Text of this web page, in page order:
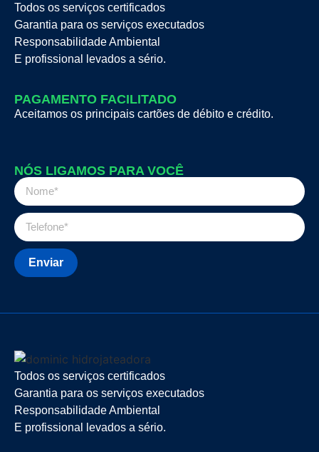
Todos os serviços certificados
Garantia para os serviços executados
Responsabilidade Ambiental
E profissional levados a sério.
PAGAMENTO FACILITADO
Aceitamos os principais cartões de débito e crédito.
NÓS LIGAMOS PARA VOCÊ
Enviar
Todos os serviços certificados
Garantia para os serviços executados
Responsabilidade Ambiental
E profissional levados a sério.